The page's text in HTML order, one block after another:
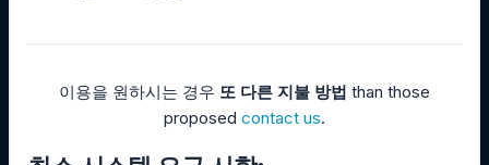
이용을 원하시는 경우 또 다른 지불 방법 than those
proposed contact us.